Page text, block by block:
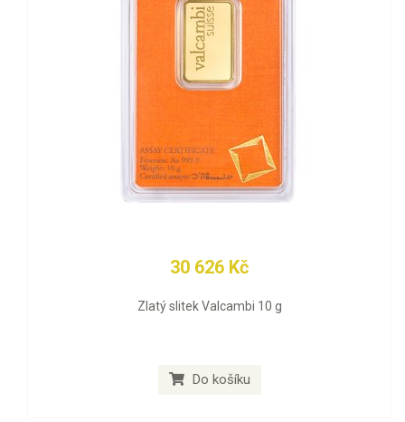
30 626 Kč
Zlatý slitek Valcambi 10 g
Do košíku